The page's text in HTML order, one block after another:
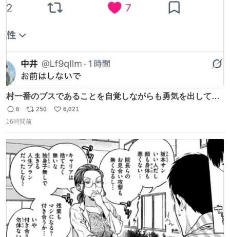
村一番のブスであることを自覚しながらも勇気を出して村
長の息子に恋文を書いたら翌日村の共用井戸に捨てられて
たときの顔になった
返
信
6
リ
ポ
ト
数
250
い
数
6,021
16時間前